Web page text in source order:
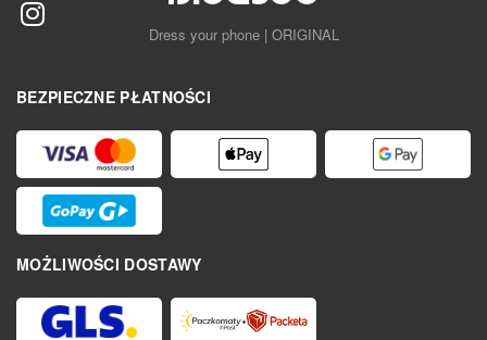
Dress your phone | ORIGINAL
BEZPIECZNE PŁATNOŚCI
MOŻLIWOŚCI DOSTAWY